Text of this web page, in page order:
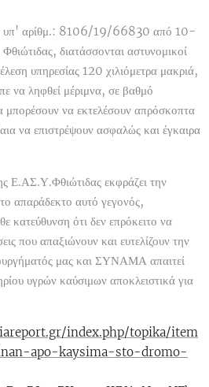
υπ' αρίθμ.: 8106/19/66830 από 10-
διατάσσονται αστυνομικοί
υπηρεσίας 120 χιλιόμετρα μακριά,
να ληφθεί μέριμνα, σε βαθμό
μπορέσουν να εκτελέσουν απρόσκοπτα
να επιστρέψουν ασφαλώς και έγκαιρα
Ε.ΑΣ.Υ.Φθιώτιδας εκφράζει την
απαράδεκτο αυτό γεγονός,
κατεύθυνση ότι δεν επρόκειτο να
που απαξιώνουν και ευτελίζουν την
μας και ΣΥΝΑΜΑ απαιτεί
υγρών καύσιμων αποκλειστικά για
index.php/topika/item
apo-kaysima-sto-dromo-